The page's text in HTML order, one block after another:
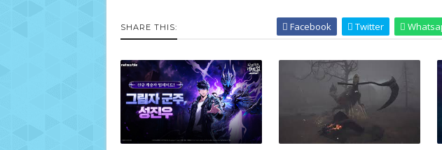
SHARE THIS: Facebook Twitter